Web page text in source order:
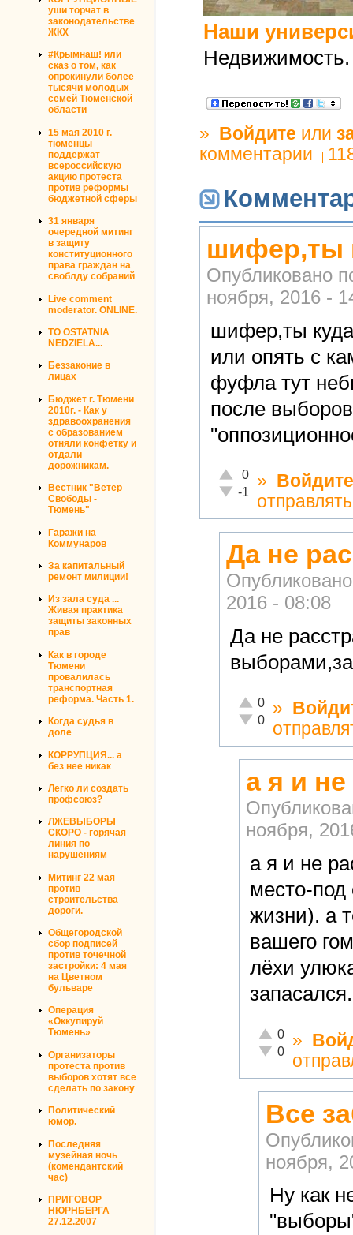
уши торчат в
законодательстве
ЖКХ
#Крымнаш! или
сказ о том, как
опрокинули более
тысячи молодых
семей Тюменской
области
15 мая 2010 г.
тюменцы
поддержат
всероссийскую
акцию протеста
против реформы
бюджетной сферы
31 января
очередной митинг
в защиту
конституционного
права граждан на
своблду собраний
Live comment
moderator. ONLINE.
TO OSTATNIA
NEDZIELA...
Беззаконие в
лицах
Бюджет г. Тюмени
2010г. - Как у
здравоохранения
с образованием
отняли конфетку и
отдали
дорожникам.
Вестник "Ветер
Свободы -
Тюмень"
Гаражи на
Коммунаров
За капитальный
ремонт милиции!
Из зала суда ...
Живая практика
защиты законных
прав
Как в городе
Тюмени
провалилась
транспортная
реформа. Часть 1.
Когда судья в
доле
КОРРУПЦИЯ... а
без нее никак
Легко ли создать
профсоюз?
ЛЖЕВЫБОРЫ
СКОРО - горячая
линия по
нарушениям
Митинг 22 мая
против
строительства
дороги.
Общегородской
сбор подписей
против точечной
застройки: 4 мая
на Цветном
бульваре
Операция
«Оккупируй
Тюмень»
Организаторы
протеста против
выборов хотят все
сделать по закону
Политический
юмор.
Последняя
музейная ночь
(комендантский
час)
ПРИГОВОР
НЮРНБЕРГА
27.12.2007
Наши
Недвижимость.
» Войдите или
комментарии
шифер,ты
Опубликовано
ноября, 2016 -
шифер,ты
или опять с
фуфла тут
после
Отлично!
0
Неадекватно!
-1
» Войдите
Да не
2016 - 08:08
Да не
Отлично!
0
Неадекватно!
0
»
а я и
ноября,
а я и не
место-под
жизни). а
вашего
лёхи
Отлично!
0
Неадекватно!
0
»
Все
ноября,
Ну как